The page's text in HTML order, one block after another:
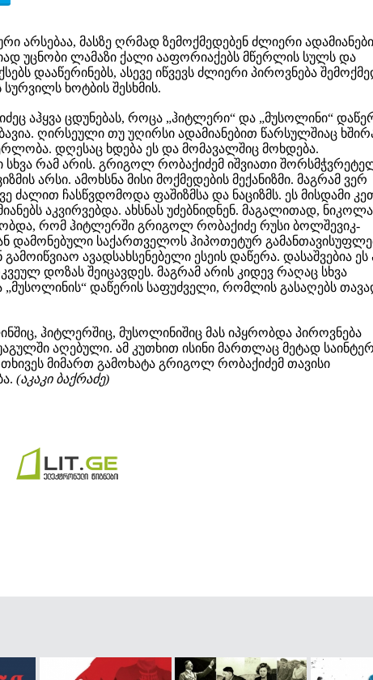
არსებაა, მასზე ღრმად ზემოქმედებენ ძლიერი
უცნობი ლამაზი ქალი ააფორიაქებს მწერლის სულს და
დააწერინებს, ასევე იწვევს ძლიერი პიროვნება
სურვილს ხოტბის შესხმის.
აჰყვა ცდუნებას, როცა „ჰიტლერი“ და „მუსოლინი“
ღირსეული თუ უღირსი ადამიანებით წარსულშიაც
დღესაც ხდება ეს და მომავალშიც მოხდება.
რამ არის. გრიგოლ რობაქიძემ იშვიათი
არსი. ამოხსნა მისი მოქმედების მექანიზმი. მაგრამ ვერ
ძალით ჩასწვდომოდა ფაშიზმსა და ნაციზმს. ეს მისდამი
აკვირვებდა. ახსნას უძებნიდნენ. მაგალითად,
რომ ჰიტლერში გრიგოლ რობაქიძე რუსი ბოლშევიკ-
დამონებული საქართველოს ჰიპოთეტურ
ავადსახსენებელი ესეის დაწერა. დასაშვებია ეს
დოზას შეიცავდეს. მაგრამ არის კიდევ რაღაც სხვა
„მუსოლინის“ დაწერის საფუძველი, რომლის გასაღებს
ჰიტლერშიც, მუსოლინიშიც მას იპყრობდა პიროვნება
აღებული. ამ კუთხით ისინი მართლაც მეტად
მიმართ გამოხატა გრიგოლ რობაქიძემ თავისი
(აკაკი ბაქრაძე)